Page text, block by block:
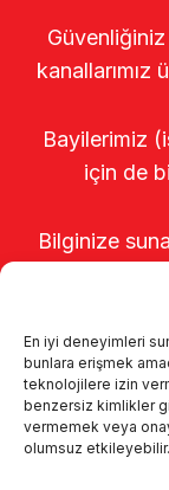
En iyi deneyimleri
bunlara erişmek
teknolojilere izin
benzersiz kimlikler
vermemek veya
olumsuz etkileyebilir.
Bayilerimiz
için de
Bilginize